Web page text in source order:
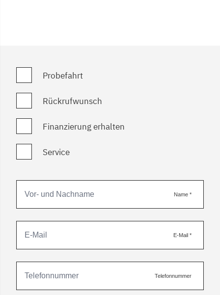
Probefahrt
Rückrufwunsch
Finanzierung erhalten
Service
Name *
E-Mail *
Telefonnummer